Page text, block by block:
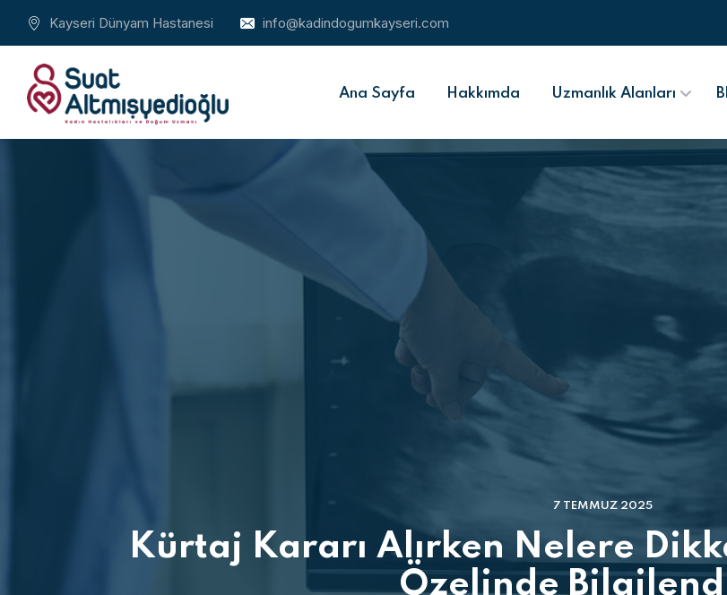
Kayseri Dünyam Hastanesi info@kadindogumkayseri.com
Ana Sayfa Hakkımda Uzmanlık Alanları
7 TEMMUZ 2025
Kürtaj Kararı Alırken Nelere
Özelinde